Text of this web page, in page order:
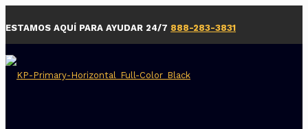
ESTAMOS AQUÍ PARA AYUDAR 24/7 888-283-3831